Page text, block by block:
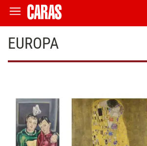
EUROPA